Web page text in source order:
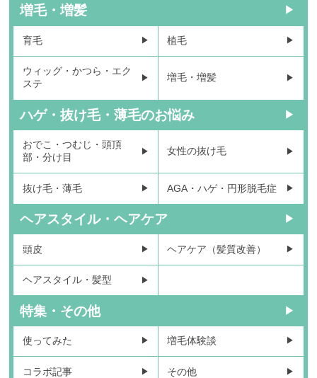
増毛・増髪
育毛 植毛
ウィッグ・かつら・エク
ステ
増毛・増髪
ハゲ・抜け毛・薄毛のお悩み
おでこ・つむじ・頭頂
部・分け目
女性の抜け毛
抜け毛・薄毛 AGA・ハゲ・円形脱毛症
ヘアスタイル・ヘアケア
頭皮 ヘアケア（髪質改善）
ヘアスタイル・髪型
特集・その他
使ってみた 増毛体験談
コラボ記事 その他